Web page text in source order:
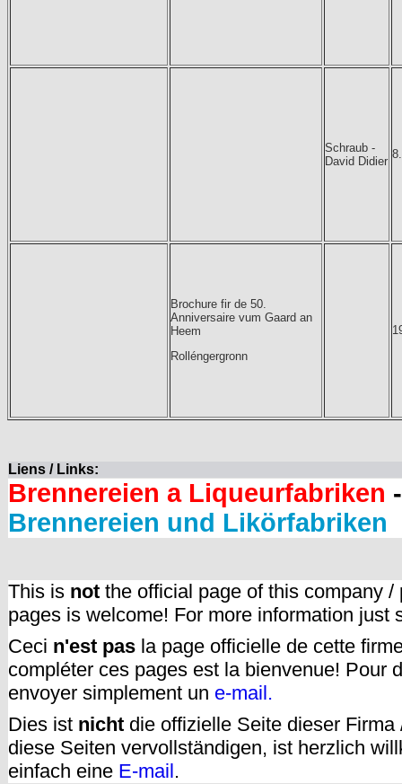
Schraub -
David Didier
Brochure fir de 50.
Anniversaire vum Gaard an
Heem
Rolléngergronn
Liens / Links:
Brennereien a Liqueurfabriken
Brennereien und Likörfabriken
This is not the official page of this company
pages is welcome! For more information just
Ceci n'est pas la page officielle de cette
compléter ces pages est la bienvenue! Pour
envoyer simplement un e-mail.
Dies ist nicht die offizielle Seite dieser
diese Seiten vervollständigen, ist herzlich
einfach eine E-mail.